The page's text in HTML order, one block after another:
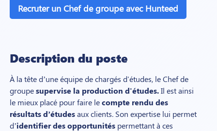
Recruter un Chef de groupe avec Hunteed
Description du poste
À la tête d’une équipe de chargés d'études, le Chef de
groupesupervise la production d'études.Il est ainsi
le mieux placé pour faire lecompte rendu des
résultats d’étudesaux clients. Son expertise lui permet
d’identifier des opportunités permettant à ces